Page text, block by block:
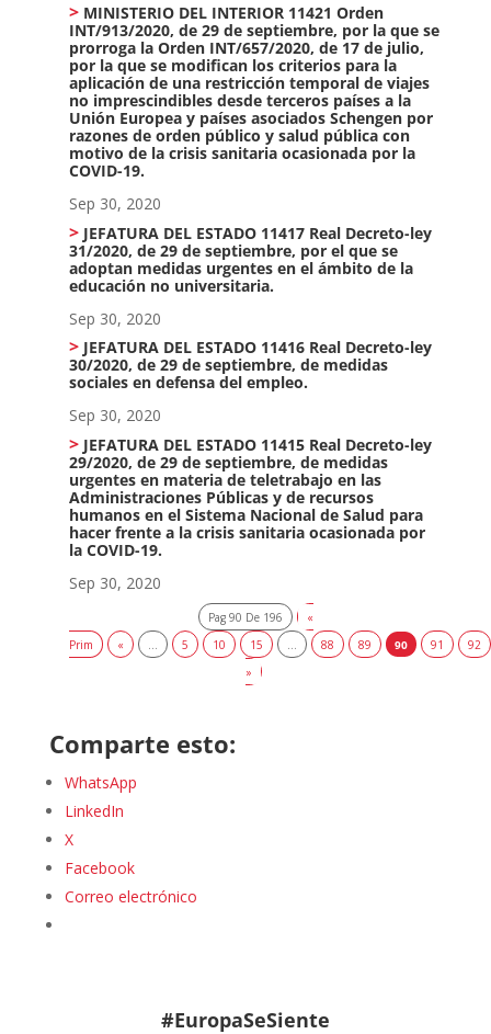
MINISTERIO DEL INTERIOR 11421 Orden
INT/913/2020, de 29 de septiembre, por la que se
prorroga la Orden INT/657/2020, de 17 de julio,
por la que se modifican los criterios para la
aplicación de una restricción temporal de viajes
no imprescindibles desde terceros países a la
Unión Europea y países asociados Schengen por
razones de orden público y salud pública con
motivo de la crisis sanitaria ocasionada por la
COVID-19.
Sep 30, 2020
JEFATURA DEL ESTADO 11417 Real Decreto-ley
31/2020, de 29 de septiembre, por el que se
adoptan medidas urgentes en el ámbito de la
educación no universitaria.
Sep 30, 2020
JEFATURA DEL ESTADO 11416 Real Decreto-ley
30/2020, de 29 de septiembre, de medidas
sociales en defensa del empleo.
Sep 30, 2020
JEFATURA DEL ESTADO 11415 Real Decreto-ley
29/2020, de 29 de septiembre, de medidas
urgentes en materia de teletrabajo en las
Administraciones Públicas y de recursos
humanos en el Sistema Nacional de Salud para
hacer frente a la crisis sanitaria ocasionada por
la COVID-19.
Sep 30, 2020
Pag 90 De 196
«
Prim
« ... 5 10 15 ... 88 89 90 91
92
»
Comparte esto:
WhatsApp
LinkedIn
X
Facebook
Correo electrónico
#EuropaSeSiente